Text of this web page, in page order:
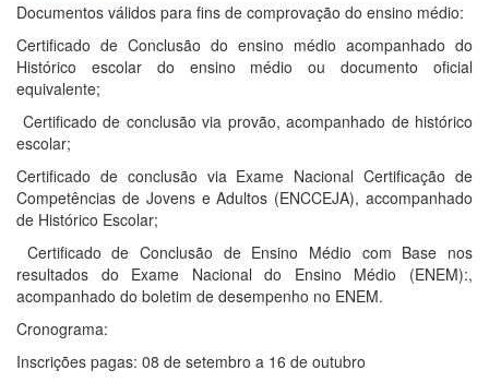
Documentos válidos para fins de comprovação do ensino médio:
Certificado de Conclusão do ensino médio acompanhado do
Histórico escolar do ensino médio ou documento oficial
equivalente;
Certificado de conclusão via provão, acompanhado de histórico
escolar;
Certificado de conclusão via Exame Nacional Certificação de
Competências de Jovens e Adultos (ENCCEJA), accompanhado
de Histórico Escolar;
Certificado de Conclusão de Ensino Médio com Base nos
resultados do Exame Nacional do Ensino Médio (ENEM):,
acompanhado do boletim de desempenho no ENEM.
Cronograma:
Inscrições pagas: 08 de setembro a 16 de outubro